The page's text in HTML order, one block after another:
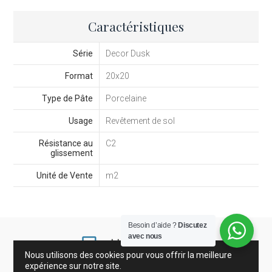
Caractéristiques
Série Decor Dusk
Format 20x20
Type de Pâte Porcelaine
Usage Revêtement de sol
Résistance au
glissement
C2
Unité de Vente m2
Nous utilisons des cookies pour vous offrir la meilleure
expérience sur notre site.
Besoin d’aide ? Discutez
avec nous